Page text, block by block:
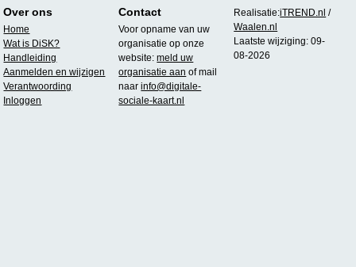
Over ons
Home
Wat is DiSK?
Handleiding
Aanmelden en wijzigen
Verantwoording
Inloggen
Contact
Voor opname van uw
organisatie op onze
website:meld uw
organisatie aan of mail
naarinfo@digitale-
sociale-kaart.nl
Realisatie:iTREND.nl /
Waalen.nl
Laatste wijziging: 09-
08-2026